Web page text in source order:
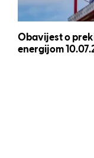
Obavijest o
energijom